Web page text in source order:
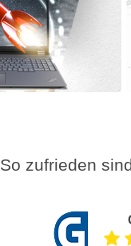
So zufrieden